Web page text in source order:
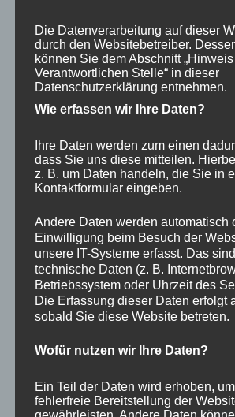
Nicht weil der große und von Bad
beworbene Landschaftsarchitekt
als Parkplatz für Automobile plante!
Er plante einen Grünzug zum
bis heute so möglich und von den
Besuchern und Kurgästen gut
Nun plant die Gemeinde von Bad
Vernichtung des dort bestehenden
Auf der einen Seite feiert Bad Saarow
sein 100 jähriges Bestehen und wird
ausführlich huldigen. Auf der anderen
Erbe von Bad Saarow radikal vernichtet.
Die Datenverarbeitung auf dieser
durch den Websitebetreiber.
können Sie dem Abschnitt
Verantwortlichen Stelle“ in dieser
Datenschutzerklärung entnehmen.
Wie erfassen wir Ihre Daten?
Ihre Daten werden zum einen
dass Sie uns diese mitteilen.
z. B. um Daten handeln, die Sie in
Kontaktformular eingeben.
Andere Daten werden automatisch
Einwilligung beim Besuch der
unsere IT-Systeme erfasst. Das
technische Daten (z. B.
Betriebssystem oder Uhrzeit des
Die Erfassung dieser Daten erfolgt
sobald Sie diese Website betreten.
Wofür nutzen wir Ihre Daten?
Ein Teil der Daten wird erhoben,
fehlerfreie Bereitstellung der